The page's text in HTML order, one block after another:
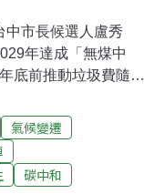
中市長候選人盧秀
年達成「無煤中
底前推動垃圾費隨袋
包括台灣生態學
台中市爭好氣聯盟
長候選人國民黨盧
妃親自出席，盧、
氣候變遷
碳中和